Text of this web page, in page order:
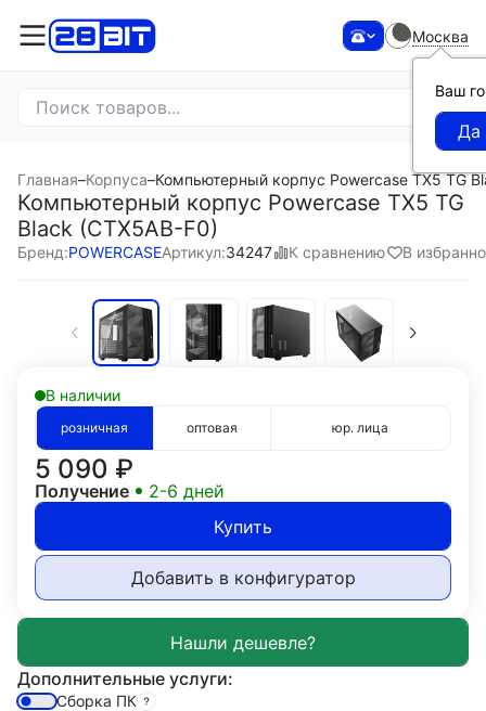
Москва
Ваш
Главная–Корпуса–Компьютерный корпус Powercase TX5 TG
Компьютерный корпус Powercase TX5 TG
Black (CTX5AB-F0)
Бренд:POWERCASEАртикул:34247 К сравнению В
В наличии
розничная оптовая юр. лица
5 090 ₽
Получение
2-6 дней
Купить
Добавить в конфигуратор
Дополнительные услуги:
Сборка ПК